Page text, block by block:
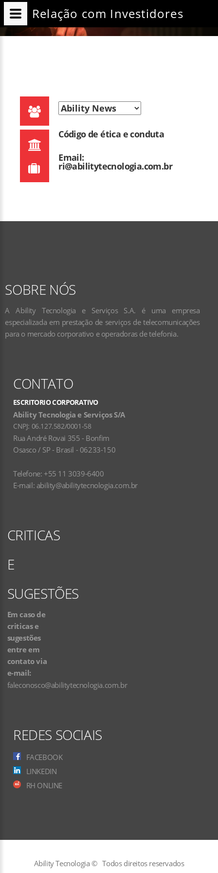
Código de ética e conduta
Email:
ri@abilitytecnologia.com.br
SOBRE NÓS
A Ability Tecnologia e Serviços S.A. é uma empresa
especializada em prestação de serviços de telecomunicações
para o mercado corporativo e operadoras de telefonia.
CONTATO
ESCRITORIO CORPORATIVO
Ability Tecnologia e Serviços S/A
CNPJ: 06.127.582/0001-58
Rua André Rovai 355 - Bonfim
Osasco / SP - Brasil - 06233-150
Telefone: +55 11 3039-6400
E-mail: ability@abilitytecnologia.com.br
CRITICAS
E
SUGESTÕES
Em caso de
criticas e
sugestões
entre em
contato via
e-mail:
faleconosco@abilitytecnologia.com.br
REDES SOCIAIS
FACEBOOK
LINKEDIN
RH ONLINE
Ability Tecnologia © Todos direitos reservados
Relação com Investidores